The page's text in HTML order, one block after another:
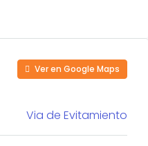
Ver en Google Maps
Via de Evitamiento